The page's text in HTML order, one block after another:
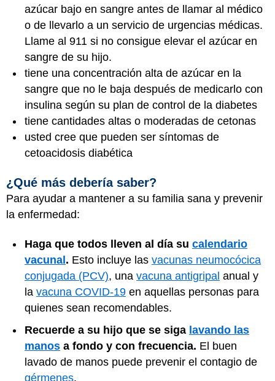
azúcar bajo en sangre antes de llamar al médico
o de llevarlo a un servicio de urgencias médicas.
Llame al 911 si no consigue elevar el azúcar en
sangre de su hijo.
tiene una concentración alta de azúcar en la
sangre que no le baja después de medicarlo con
insulina según su plan de control de la diabetes
tiene cantidades altas o moderadas de cetonas
usted cree que pueden ser síntomas de
cetoacidosis diabética
¿Qué más debería saber?
Para ayudar a mantener a su familia sana y prevenir
la enfermedad:
Haga que todos lleven al día su calendario
vacunal . Esto incluye las vacunas neumocócica
conjugada (PCV), una vacuna antigripal anual y
la vacuna COVID-19 en aquellas personas para
quienes sean recomendables.
Recuerde a su hijo que se siga lavando las
manos a fondo y con frecuencia. El buen
lavado de manos puede prevenir el contagio de
gérmenes.